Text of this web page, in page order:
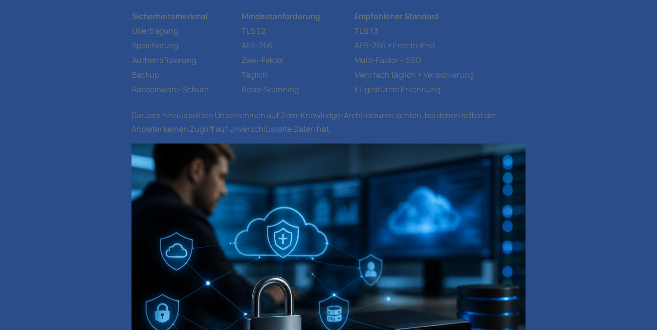
Sicherheitsmerkmal Mindestanforderung
Empfohlener Standard
Übertragung
TLS 1.2
TLS 1.3
Speicherung
AES-256
AES-256 + End-to-End
Authentifizierung
Zwei-Faktor
Multi-Faktor + SSO
Backup
Täglich
Mehrfach täglich + Versionierung
Ransomware-Schutz
Basis-Scanning KI-gestützte Erkennung
Darüber hinaus sollten Unternehmen auf Zero-Knowledge-Architekturen achten, bei denen selbst der
Anbieter keinen Zugriff auf unverschlüsselte Daten hat.